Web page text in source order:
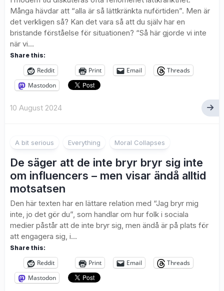
Många hävdar att “alla är så lättkränkta nuförtiden”. Men är
det verkligen så? Kan det vara så att du själv har en
bristande förståelse för situationen? “Så här gjorde vi inte
när vi...
Share this:
Reddit Print Email
Threads
Mastodon
10 August 2024
A bit serious Everything Moral Collapses
De säger att de inte bryr bryr sig inte
om influencers – men visar ändå alltid
motsatsen
Den här texten har en lättare relation med “Jag bryr mig
inte, jo det gör du”, som handlar om hur folk i sociala
medier påstår att de inte bryr sig, men ändå är på plats för
att engagera sig, i...
Share this:
Reddit Print Email
Threads
Mastodon